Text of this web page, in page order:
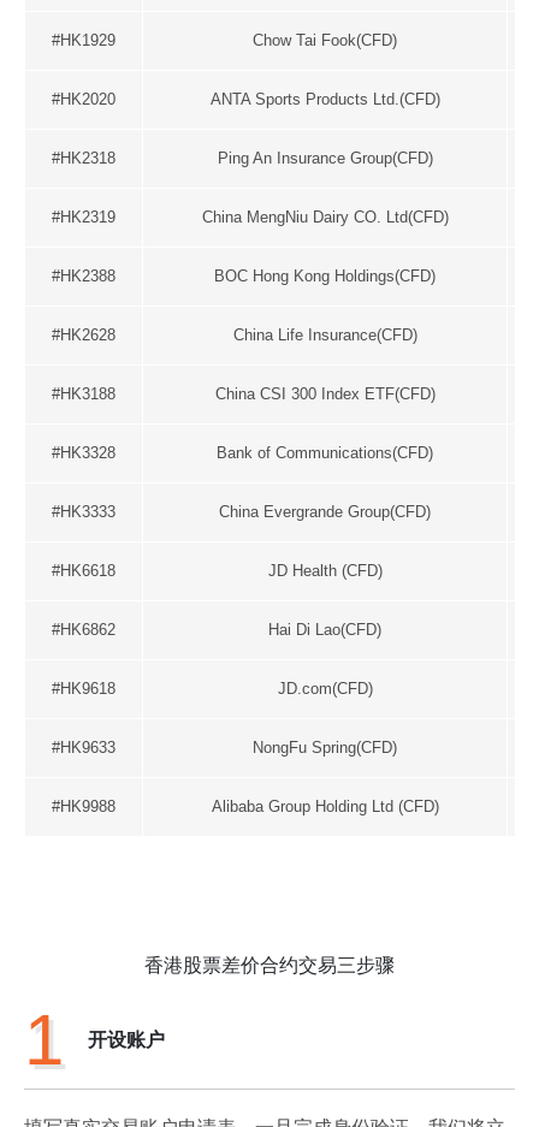
#HK1929 Chow Tai Fook(CFD)
#HK2020 ANTA Sports Products Ltd.(CFD)
#HK2318 Ping An Insurance Group(CFD)
#HK2319 China MengNiu Dairy CO. Ltd(CFD)
#HK2388 BOC Hong Kong Holdings(CFD)
#HK2628 China Life Insurance(CFD)
#HK3188 China CSI 300 Index ETF(CFD)
#HK3328 Bank of Communications(CFD)
#HK3333 China Evergrande Group(CFD)
#HK6618 JD Health (CFD)
#HK6862 Hai Di Lao(CFD)
#HK9618 JD.com(CFD)
#HK9633 NongFu Spring(CFD)
#HK9988 Alibaba Group Holding Ltd (CFD)
香港股票差价合约交易三步骤
1 开设账户